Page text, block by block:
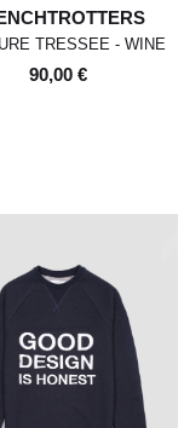
TRESSEE - WINE
90,00 €